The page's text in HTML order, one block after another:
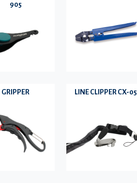
905
GRIPPER LINE CLIPPER CX-05